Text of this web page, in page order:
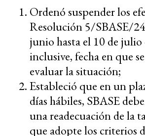
Ordenó suspender los
Resolución 5/SBASE/24
junio hasta el 10 de julio
inclusive, fecha en que
evaluar la situación;
Estableció que en un
días hábiles, SBASE
una readecuación de la
que adopte los criterios